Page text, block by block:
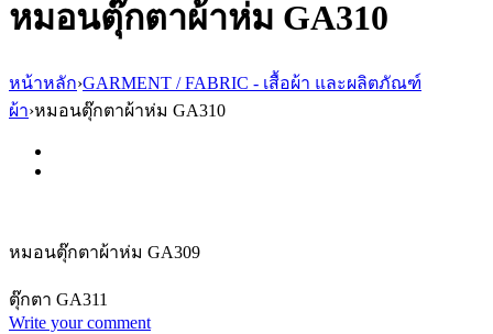
หมอนตุ๊กตาผ้าห่ม GA310
หน้าหลัก›GARMENT / FABRIC - เสื้อผ้า และผลิตภัณฑ์
ผ้า›หมอนตุ๊กตาผ้าห่ม GA310
หมอนตุ๊กตาผ้าห่ม GA309
ตุ๊กตา GA311
Write your comment